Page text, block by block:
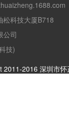
松科技大厦B718
公司
技)
2011-2016 深圳市